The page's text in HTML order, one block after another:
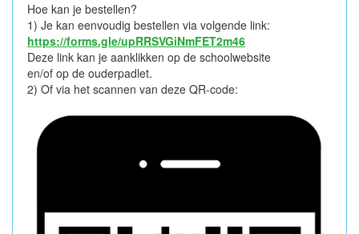
Hoe kan je bestellen?
1) Je kan eenvoudig bestellen via volgende link:
https://forms.gle/upRRSVGiNmFET2m46
Deze link kan je aanklikken op de schoolwebsite
en/of op de ouderpadlet.
2) Of via het scannen van deze QR-code: